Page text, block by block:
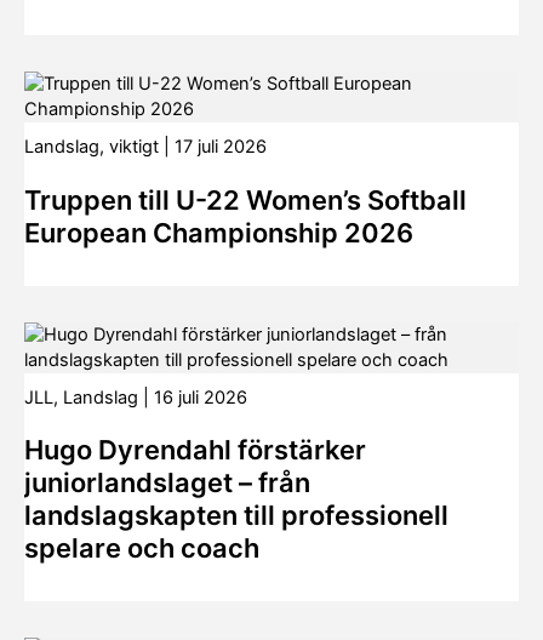
Landslag, viktigt 17 juli 2026
Truppen till U-22 Women’s Softball
European Championship 2026
JLL, Landslag 16 juli 2026
Hugo Dyrendahl förstärker
juniorlandslaget – från
landslagskapten till professionell
spelare och coach